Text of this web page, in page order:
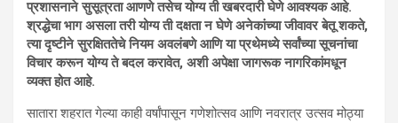
प्रशासनाने सुसूत्रता आणणे तसेच योग्य ती खबरदारी घेणे आवश्यक आहे.
श्रद्धेचा भाग असला तरी योग्य ती दक्षता न घेणे अनेकांच्या जीवावर बेतू शकते,
त्या दृष्टीने सुरक्षिततेचे नियम अवलंबणे आणि या प्रथेमध्ये सर्वांच्या सूचनांचा
विचार करून योग्य ते बदल करावेत, अशी अपेक्षा जागरूक नागरिकांमधून
व्यक्त होत आहे.
सातारा शहरात गेल्या काही वर्षांपासून गणेशोत्सव आणि नवरात्र उत्सव मोठ्या